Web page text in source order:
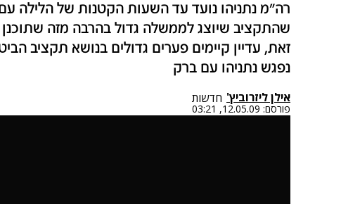
רה"מ נתניהו נועד עד השעות הקטנות של הלילה
שהתקציב שיוצג לממשלה גדול בהרבה מזה
זאת, עדיין קיימים פערים גדולים בנושא תקציב
נפגש נתניהו עם ברק
אילן ליזרוביץ' חדשות
פורסם: 12.05.09, 03:21